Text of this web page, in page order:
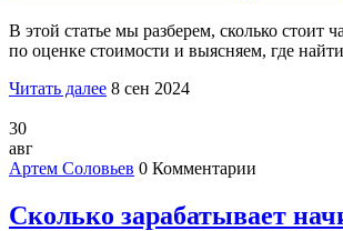
В этой статье мы разберем, сколько
по оценке стоимости и выясняем, где
Читать далее 8 сен 2024
30
авг
Артем Соловьев 0 Комментарии
Сколько зарабатывает